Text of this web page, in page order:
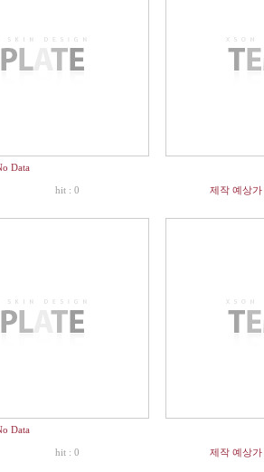
Data
hit : 0 제작 예상가
Data
hit : 0 제작 예상가